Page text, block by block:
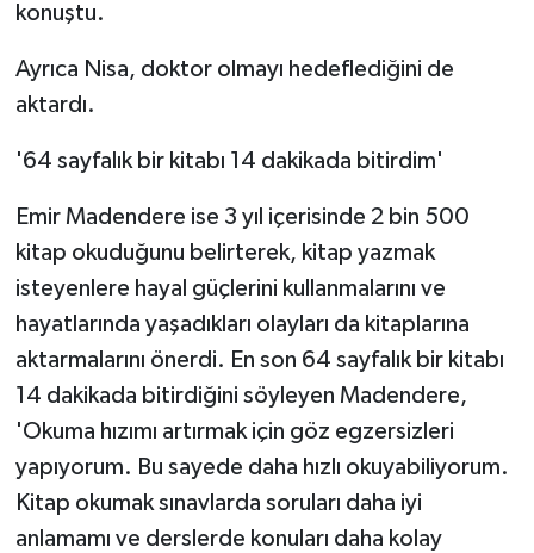
konuştu.
Ayrıca Nisa, doktor olmayı hedeflediğini de
aktardı.
'64 sayfalık bir kitabı 14 dakikada bitirdim'
Emir Madendere ise 3 yıl içerisinde 2 bin 500
kitap okuduğunu belirterek, kitap yazmak
isteyenlere hayal güçlerini kullanmalarını ve
hayatlarında yaşadıkları olayları da kitaplarına
aktarmalarını önerdi. En son 64 sayfalık bir kitabı
14 dakikada bitirdiğini söyleyen Madendere,
'Okuma hızımı artırmak için göz egzersizleri
yapıyorum. Bu sayede daha hızlı okuyabiliyorum.
Kitap okumak sınavlarda soruları daha iyi
anlamamı ve derslerde konuları daha kolay